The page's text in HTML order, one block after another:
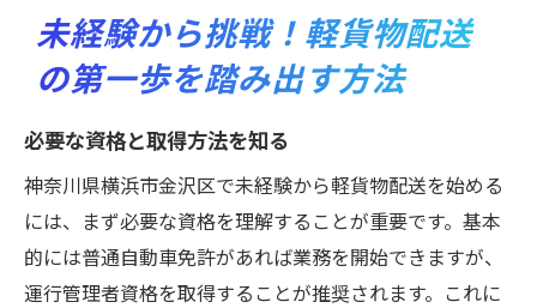
転職を考える未経験者へのアドバイス
神奈川県横浜市金沢区で未経験から始める軽貨
地域密着型配送のメリット
軽貨物配送で得られる収入の可能性
金沢区内の主要配送ルート
未経験から挑戦！軽貨物配送
の第一歩を踏み出す方法
必要な資格と取得方法を知る
神奈川県横浜市金沢区で未経験から軽貨物配送を始める
には、まず必要な資格を理解することが重要です。基本
的には普通自動車免許があれば業務を開始できますが、
運行管理者資格を取得することが推奨されます。これに